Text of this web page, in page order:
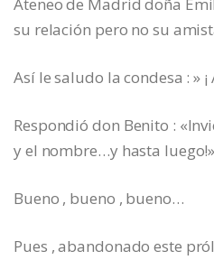
Ateneo de Madrid doña
su relación pero no su
Así le saludo la condesa : »
Respondió don Benito :
y el nombre…y hasta luego!»
Bueno , bueno , bueno…
Pues , abandonado este